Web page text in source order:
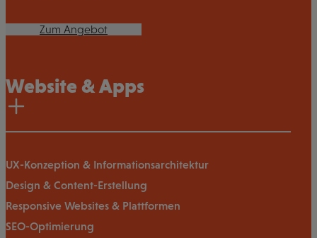
Zum Angebot
Website & Apps
UX-Konzeption & Informationsarchitektur
Design & Content-Erstellung
Responsive Websites & Plattformen
SEO-Optimierung